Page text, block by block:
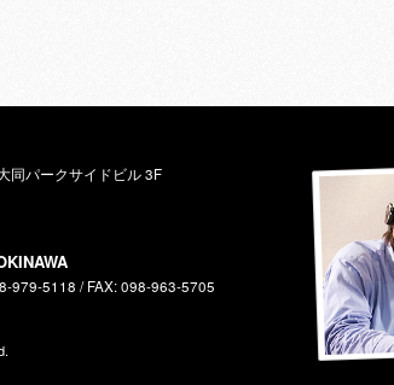
同パークサイドビル 3F
979-5118 / FAX: 098-963-5705